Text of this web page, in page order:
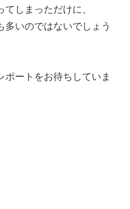
しまっただけに、
いのではないでしょう
ートをお待ちしていま